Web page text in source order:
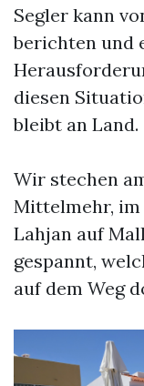
Segler kann
berichten und
diesen
bleibt an Land.
Wir stechen
Mittelmehr,
Lahjan auf
gespannt,
auf dem Weg